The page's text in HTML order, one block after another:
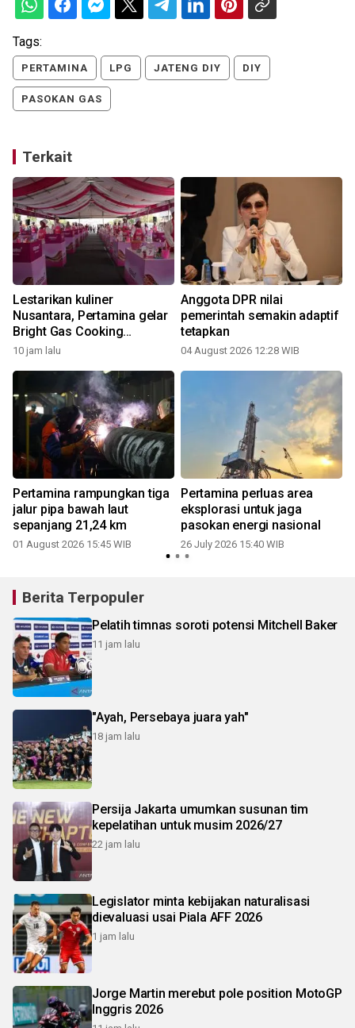
Tags:
PERTAMINA LPG JATENG DIY DIY
PASOKAN GAS
Terkait
Lestarikan kuliner
Nusantara, Pertamina gelar
Bright Gas Cooking
Competition
10 jam lalu
Anggota DPR nilai
pemerintah semakin adaptif
tetapkan
04 August 2026 12:28 WIB
Pertamina rampungkan tiga
jalur pipa bawah laut
sepanjang 21,24 km
01 August 2026 15:45 WIB
Pertamina perluas area
eksplorasi untuk jaga
pasokan energi nasional
26 July 2026 15:40 WIB
Berita Terpopuler
Pelatih timnas soroti potensi Mitchell Baker
11 jam lalu
"Ayah, Persebaya juara yah"
18 jam lalu
Persija Jakarta umumkan susunan tim
kepelatihan untuk musim 2026/27
22 jam lalu
Legislator minta kebijakan naturalisasi
dievaluasi usai Piala AFF 2026
1 jam lalu
Jorge Martin merebut pole position MotoGP
Inggris 2026